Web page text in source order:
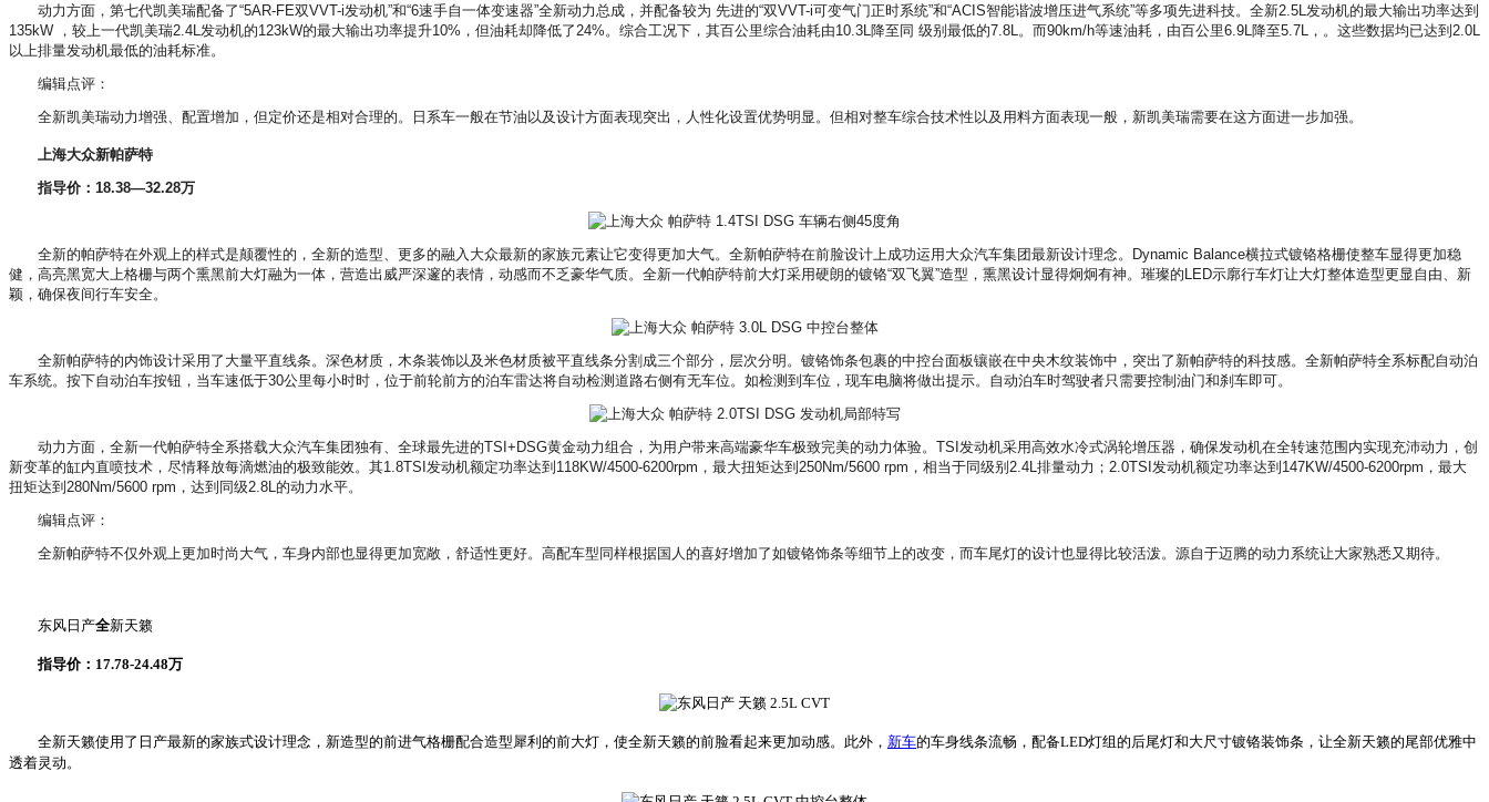
动力方面，第七代凯美瑞配备了“5AR-FE双VVT-i发动机”和“6速手自一体变速器”全新动力总成，并配备较为 先进的“双VVT-i可变气门正时系统”和“ACIS智能谐波增压进气系统”等多项先进科技。全新2.5L发动机的最大输出功率达到
135kW ，较上一代凯美瑞2.4L发动机的123kW的最大输出功率提升10%，但油耗却降低了24%。综合工况下，其百公里综合油耗由10.3L降至同 级别最低的7.8L。而90km/h等速油耗，由百公里6.9L降至5.7L，。这些数据均已达到2.0L
以上排量发动机最低的油耗标准。
编辑点评：
全新凯美瑞动力增强、配置增加，但定价还是相对合理的。日系车一般在节油以及设计方面表现突出，人性化设置优势明显。但相对整车综合技术性以及用料方面表现一般，新凯美瑞需要在这方面进一步加强。
上海大众新帕萨特
指导价：18.38—32.28万
全新的帕萨特在外观上的样式是颠覆性的，全新的造型、更多的融入大众最新的家族元素让它变得更加大气。全新帕萨特在前脸设计上成功运用大众汽车集团最新设计理念。Dynamic Balance横拉式镀铬格栅使整车显得更加稳
健，高亮黑宽大上格栅与两个熏黑前大灯融为一体，营造出威严深邃的表情，动感而不乏豪华气质。全新一代帕萨特前大灯采用硬朗的镀铬“双飞翼”造型，熏黑设计显得炯炯有神。璀璨的LED示廓行车灯让大灯整体造型更显自由、新
颖，确保夜间行车安全。
全新帕萨特的内饰设计采用了大量平直线条。深色材质，木条装饰以及米色材质被平直线条分割成三个部分，层次分明。镀铬饰条包裹的中控台面板镶嵌在中央木纹装饰中，突出了新帕萨特的科技感。全新帕萨特全系标配自动泊
车系统。按下自动泊车按钮，当车速低于30公里每小时时，位于前轮前方的泊车雷达将自动检测道路右侧有无车位。如检测到车位，现车电脑将做出提示。自动泊车时驾驶者只需要控制油门和刹车即可。
动力方面，全新一代帕萨特全系搭载大众汽车集团独有、全球最先进的TSI+DSG黄金动力组合，为用户带来高端豪华车极致完美的动力体验。TSI发动机采用高效水冷式涡轮增压器，确保发动机在全转速范围内实现充沛动力，创
新变革的缸内直喷技术，尽情释放每滴燃油的极致能效。其1.8TSI发动机额定功率达到118KW/4500-6200rpm，最大扭矩达到250Nm/5600 rpm，相当于同级别2.4L排量动力；2.0TSI发动机额定功率达到147KW/4500-6200rpm，最大
扭矩达到280Nm/5600 rpm，达到同级2.8L的动力水平。
编辑点评：
全新帕萨特不仅外观上更加时尚大气，车身内部也显得更加宽敞，舒适性更好。高配车型同样根据国人的喜好增加了如镀铬饰条等细节上的改变，而车尾灯的设计也显得比较活泼。源自于迈腾的动力系统让大家熟悉又期待。
东风日产全新天籁
指导价：17.78-24.48万
全新天籁使用了日产最新的家族式设计理念，新造型的前进气格栅配合造型犀利的前大灯，使全新天籁的前脸看起来更加动感。此外， 新车的车身线条流畅，配备LED灯组的后尾灯和大尺寸镀铬装饰条，让全新天籁的尾部优雅中
透着灵动。